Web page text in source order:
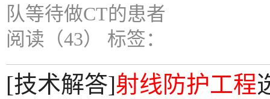
队等待做CT的患者
阅读（43） 标签：
[技术解答]射线防护工程